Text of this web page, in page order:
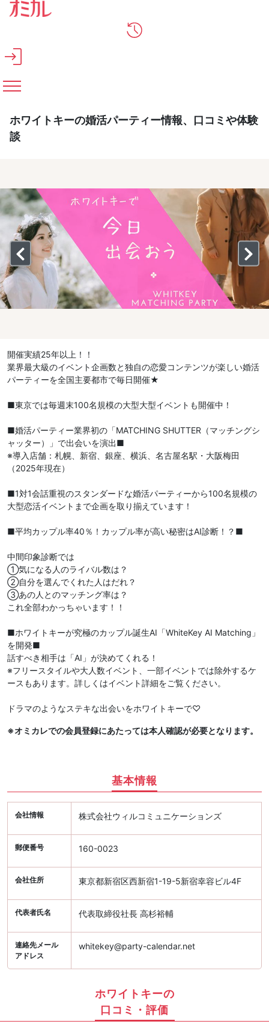
メインコンテンツへスキップ
ホワイトキーの婚活パーティー情報、口コミや体験
談
開催実績25年以上！！
業界最大級のイベント企画数と独自の恋愛コンテンツが楽しい婚活
パーティーを全国主要都市で毎日開催★
■東京では毎週末100名規模の大型大型イベントも開催中！
■婚活パーティー業界初の「MATCHING SHUTTER（マッチングシ
ャッター）」で出会いを演出■
※導入店舗：札幌、新宿、銀座、横浜、名古屋名駅・大阪梅田
（2025年現在）
■1対1会話重視のスタンダードな婚活パーティーから100名規模の
大型恋活イベントまで企画を取り揃えています！
■平均カップル率40％！カップル率が高い秘密はAI診断！？■
中間印象診断では
①気になる人のライバル数は？
②自分を選んでくれた人はだれ？
③あの人とのマッチング率は？
これ全部わかっちゃいます！！
■ホワイトキーが究極のカップル誕生AI「WhiteKey AI Matching」
を開発■
話すべき相手は「AI」が決めてくれる！
※フリースタイルや大人数イベント、一部イベントでは除外するケ
ースもあります。詳しくはイベント詳細をご覧ください。
ドラマのようなステキな出会いをホワイトキーで♡
※オミカレでの会員登録にあたっては本人確認が必要となります。
基本情報
会社情報 株式会社ウィルコミュニケーションズ
郵便番号 160-0023
会社住所 東京都新宿区西新宿1-19-5新宿幸容ビル4F
代表者氏名 代表取締役社長 高杉裕輔
連絡先メール
アドレス
whitekey@party-calendar.net
ホワイトキーの
口コミ・評価